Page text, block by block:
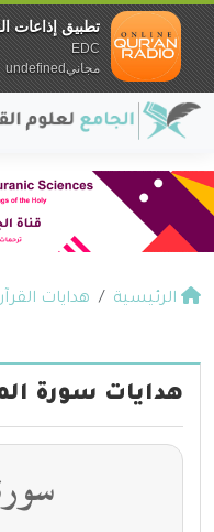
الرئيسية هدايات
هدايات سورة
تطبيق إذاعات
EDC
مجانيundefined